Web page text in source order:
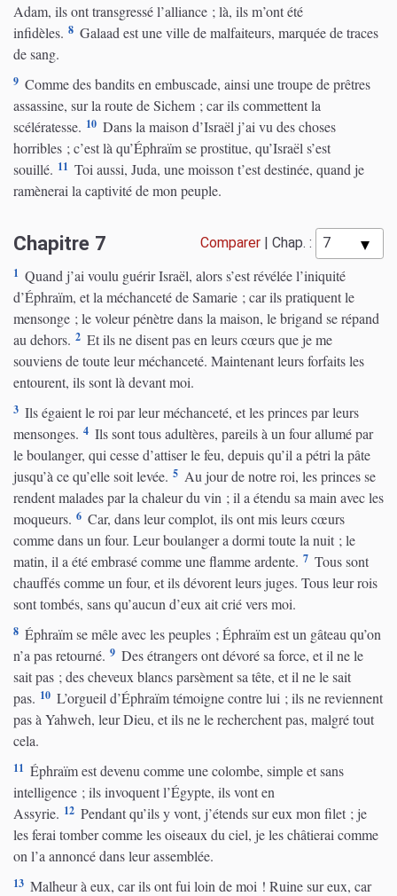
Adam, ils ont transgressé l’alliance ; là, ils m’ont été
infidèles. 8 Galaad est une ville de malfaiteurs, marquée de traces
de sang.
9 Comme des bandits en embuscade, ainsi une troupe de prêtres
assassine, sur la route de Sichem ; car ils commettent la
scélératesse. 10 Dans la maison d’Israël j’ai vu des choses
horribles ; c’est là qu’Éphraïm se prostitue, qu’Israël s’est
souillé. 11 Toi aussi, Juda, une moisson t’est destinée, quand je
ramènerai la captivité de mon peuple.
Chapitre 7 Comparer | Chap. :
1 Quand j’ai voulu guérir Israël, alors s’est révélée l’iniquité
d’Éphraïm, et la méchanceté de Samarie ; car ils pratiquent le
mensonge ; le voleur pénètre dans la maison, le brigand se répand
au dehors. 2 Et ils ne disent pas en leurs cœurs que je me
souviens de toute leur méchanceté. Maintenant leurs forfaits les
entourent, ils sont là devant moi.
3 Ils égaient le roi par leur méchanceté, et les princes par leurs
mensonges. 4 Ils sont tous adultères, pareils à un four allumé par
le boulanger, qui cesse d’attiser le feu, depuis qu’il a pétri la pâte
jusqu’à ce qu’elle soit levée. 5 Au jour de notre roi, les princes se
rendent malades par la chaleur du vin ; il a étendu sa main avec les
moqueurs. 6 Car, dans leur complot, ils ont mis leurs cœurs
comme dans un four. Leur boulanger a dormi toute la nuit ; le
matin, il a été embrasé comme une flamme ardente. 7 Tous sont
chauffés comme un four, et ils dévorent leurs juges. Tous leur rois
sont tombés, sans qu’aucun d’eux ait crié vers moi.
8 Éphraïm se mêle avec les peuples ; Éphraïm est un gâteau qu’on
n’a pas retourné. 9 Des étrangers ont dévoré sa force, et il ne le
sait pas ; des cheveux blancs parsèment sa tête, et il ne le sait
pas. 10 L’orgueil d’Éphraïm témoigne contre lui ; ils ne reviennent
pas à Yahweh, leur Dieu, et ils ne le recherchent pas, malgré tout
cela.
11 Éphraïm est devenu comme une colombe, simple et sans
intelligence ; ils invoquent l’Égypte, ils vont en
Assyrie. 12 Pendant qu’ils y vont, j’étends sur eux mon filet ; je
les ferai tomber comme les oiseaux du ciel, je les châtierai comme
on l’a annoncé dans leur assemblée.
13 Malheur à eux, car ils ont fui loin de moi ! Ruine sur eux, car